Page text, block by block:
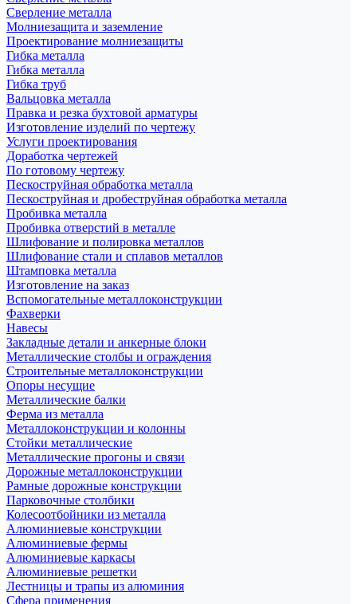
Сверление металла
Молниезащита и заземление
Проектирование молниезащиты
Гибка металла
Гибка металла
Гибка труб
Вальцовка металла
Правка и резка бухтовой арматуры
Изготовление изделий по чертежу
Услуги проектирования
Доработка чертежей
По готовому чертежу
Пескоструйная обработка металла
Пескоструйная и дробеструйная обработка металла
Пробивка металла
Пробивка отверстий в металле
Шлифование и полировка металлов
Шлифование стали и сплавов металлов
Штамповка металла
Изготовление на заказ
Вспомогательные металлоконструкции
Фахверки
Навесы
Закладные детали и анкерные блоки
Металлические столбы и ограждения
Строительные металлоконструкции
Опоры несущие
Металлические балки
Ферма из металла
Металлоконструкции и колонны
Стойки металлические
Металлические прогоны и связи
Дорожные металлоконструкции
Рамные дорожные конструкции
Парковочные столбики
Колесоотбойники из металла
Алюминиевые конструкции
Алюминиевые фермы
Алюминиевые каркасы
Алюминиевые решетки
Лестницы и трапы из алюминия
Сфера применения